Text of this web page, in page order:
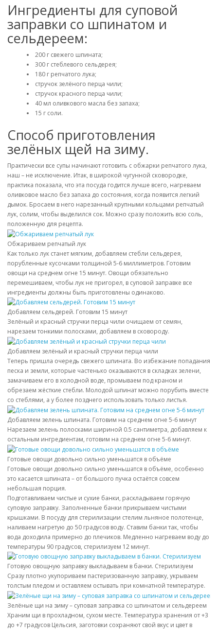
Ингредиенты для суповой
заправки со шпинатом и
сельдереем:
200 г свежего шпината;
300 г стеблевого сельдерея;
180 г репчатого лука;
стручок зелёного перца чили;
стручок красного перца чили;
40 мл оливкового масла без запаха;
15 г соли.
Способ приготовления
зелёных щей на зиму.
Практически все супы начинают готовить с обжарки репчатого лука,
наш – не исключение. Итак, в широкой чугунной сковородке,
практика показала, что эта посуда годится лучше всего, нагреваем
оливковое масло без запаха до состояния, когда появится легкий
дымок. Бросаем в него нарезанный крупными кольцами репчатый
лук, солим, чтобы выделился сок. Можно сразу положить всю соль,
положенную для рецепта.
Обжариваем репчатый лук
Как только лук станет мягким, добавляем стебли сельдерея,
порубленные кусочками толщиной 5-6 миллиметров. Готовим
овощи на среднем огне 15 минут. Овощи обязательно
перемешиваем, чтобы лук не пригорел, в суповой заправке все
ингредиенты должны быть приготовлены одинаково.
Добавляем сельдерей. Готовим 15 минут
Зелёный и красный стручки перца чили очищаем от семян,
нарезаем тонкими полосками, добавляем в сковороду.
Добавляем зелёный и красный стручки перца чили
Теперь пришла очередь свежего шпината. Во избежание попадания
песка и земли, которые частенько оказываются в складках зелени,
замачиваем его в холодной воде, промываем под краном и
обрезаем жёсткие стебли. Молодой шпинат можно порубить вместе
со стеблями, а у более позднего использовать только листья.
Добавляем зелень шпината. Готовим на среднем огне 5-6 минут
Нарезаем зелень полосками шириной 0.5 сантиметра, добавляем к
остальным ингредиентам, готовим на среднем огне 5-6 минут.
Готовые овощи довольно сильно уменьшатся в объёме
Готовые овощи довольно сильно уменьшатся в объёме, особенно
это касается шпината – от большого пучка остаётся совсем
небольшая порция.
Подготавливаем чистые и сухие банки, раскладываем горячую
суповую заправку. Заполненные банки прикрываем чистыми
крышками. В посуду для стерилизации стелим льняное полотенце,
наливаем нагретую до 50 градусов воду. Ставим банки так, чтобы
вода доходила примерно до плечиков. Медленно нагреваем воду до
температуры 90 градусов, стерилизуем 12 минут.
Готовую овощную заправку выкладываем в банки. Стерилизуем
Сразу плотно укупориваем пастеризованную заправку, укрываем
толстым пледом и оставляем остывать при комнатной температуре.
Зелёные щи на зиму – суповая заправка со шпинатом и сельдереем
Храним щи в прохладном, сухом месте. Температура хранения от +3
до +7 градусов Цельсия, заготовки сохраняют свой вкус и цвет в